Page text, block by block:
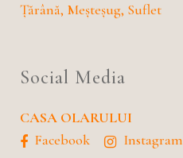
Țărână, Meșteșug, Suflet
Social Media
CASA OLARULUI
Facebook
Instagram